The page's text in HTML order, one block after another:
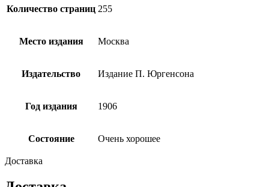
Количество страниц 255
Место издания Москва
Издательство Издание П. Юргенсона
Год издания 1906
Состояние Очень хорошее
Доставка